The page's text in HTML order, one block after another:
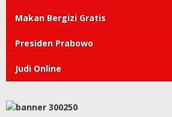
Makan Bergizi Gratis
Presiden Prabowo
Judi Online